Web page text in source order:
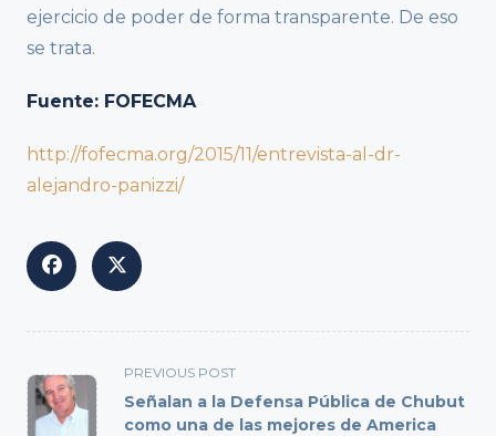
ejercicio de poder de forma transparente. De eso
se trata.
Fuente: FOFECMA
http://fofecma.org/2015/11/entrevista-al-dr-
alejandro-panizzi/
<span
class="nav-
subtitle
PREVIOUS POST
Señalan a la Defensa Pública de Chubut
como una de las mejores de America